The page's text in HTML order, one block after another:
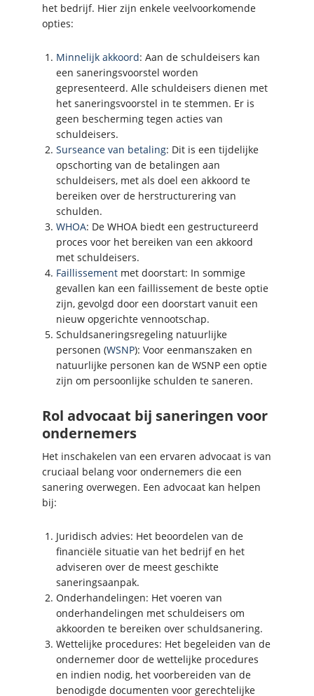
het bedrijf. Hier zijn enkele veelvoorkomende
opties:
Minnelijk akkoord: Aan de schuldeisers kan
een saneringsvoorstel worden
gepresenteerd. Alle schuldeisers dienen met
het saneringsvoorstel in te stemmen. Er is
geen bescherming tegen acties van
schuldeisers.
Surseance van betaling: Dit is een tijdelijke
opschorting van de betalingen aan
schuldeisers, met als doel een akkoord te
bereiken over de herstructurering van
schulden.
WHOA: De WHOA biedt een gestructureerd
proces voor het bereiken van een akkoord
met schuldeisers.
Faillissement met doorstart: In sommige
gevallen kan een faillissement de beste optie
zijn, gevolgd door een doorstart vanuit een
nieuw opgerichte vennootschap.
Schuldsaneringsregeling natuurlijke
personen (WSNP): Voor eenmanszaken en
natuurlijke personen kan de WSNP een optie
zijn om persoonlijke schulden te saneren.
Rol advocaat bij saneringen voor
ondernemers
Het inschakelen van een ervaren advocaat is van
cruciaal belang voor ondernemers die een
sanering overwegen. Een advocaat kan helpen
bij:
Juridisch advies: Het beoordelen van de
financiële situatie van het bedrijf en het
adviseren over de meest geschikte
saneringsaanpak.
Onderhandelingen: Het voeren van
onderhandelingen met schuldeisers om
akkoorden te bereiken over schuldsanering.
Wettelijke procedures: Het begeleiden van de
ondernemer door de wettelijke procedures
en indien nodig, het voorbereiden van de
benodigde documenten voor gerechtelijke